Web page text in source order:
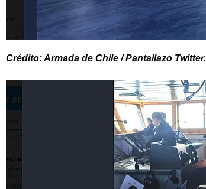
Crédito: Armada de Chile / Pantallazo Twitter.